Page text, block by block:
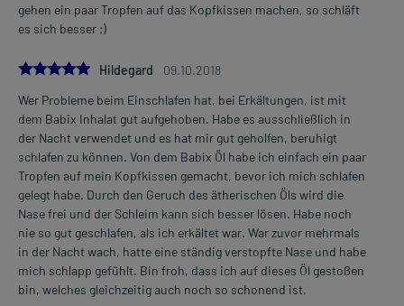
gehen ein paar Tropfen auf das Kopfkissen machen, so schläft
es sich besser ;)
5.0
Hildegard
09.10.2018
Wer Probleme beim Einschlafen hat, bei Erkältungen, ist mit
dem Babix Inhalat gut aufgehoben. Habe es ausschließlich in
der Nacht verwendet und es hat mir gut geholfen, beruhigt
schlafen zu können. Von dem Babix Öl habe ich einfach ein paar
Tropfen auf mein Kopfkissen gemacht, bevor ich mich schlafen
gelegt habe. Durch den Geruch des ätherischen Öls wird die
Nase frei und der Schleim kann sich besser lösen. Habe noch
nie so gut geschlafen, als ich erkältet war. War zuvor mehrmals
in der Nacht wach, hatte eine ständig verstopfte Nase und habe
mich schlapp gefühlt. Bin froh, dass ich auf dieses Öl gestoßen
bin, welches gleichzeitig auch noch so schonend ist.